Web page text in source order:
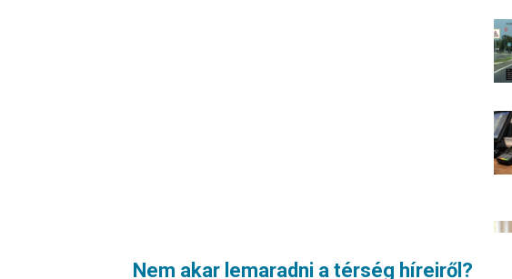
Nem akar lemaradni a térség híreiről?